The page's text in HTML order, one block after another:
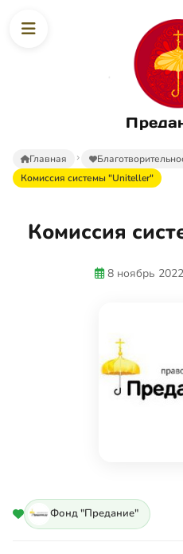
Главная
Комиссия системы "Uniteller"
Комиссия
8 ноябрь 2022
Фонд "Предание"